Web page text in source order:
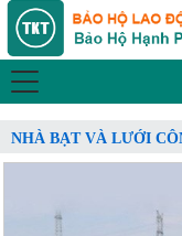
NHÀ BẠT VÀ LƯỚI